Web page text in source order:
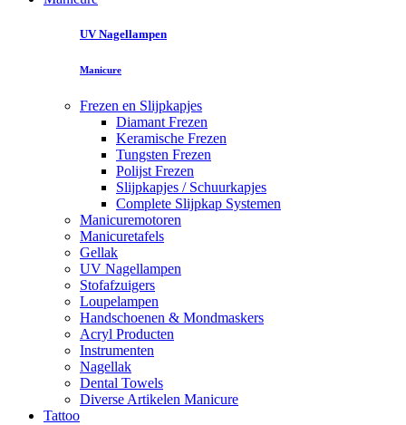
UV Nagellampen
Manicure
Frezen en Slijpkapjes
Diamant Frezen
Keramische Frezen
Tungsten Frezen
Polijst Frezen
Slijpkapjes / Schuurkapjes
Complete Slijpkap Systemen
Manicuremotoren
Manicuretafels
Gellak
UV Nagellampen
Stofafzuigers
Loupelampen
Handschoenen & Mondmaskers
Acryl Producten
Instrumenten
Nagellak
Dental Towels
Diverse Artikelen Manicure
Tattoo